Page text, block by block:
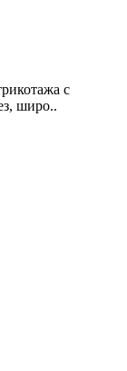
с
широ..